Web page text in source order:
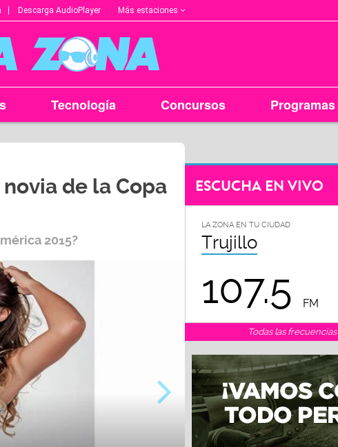
Descarga AudioPlayer Más estaciones
Tecnología Concursos Programas
de la Copa
2015?
ESCUCHA EN VIVO
Arequipa
95.9
LA ZONA EN TU CIUDAD
Trujillo
107.5 FM
Todas las frecuencias